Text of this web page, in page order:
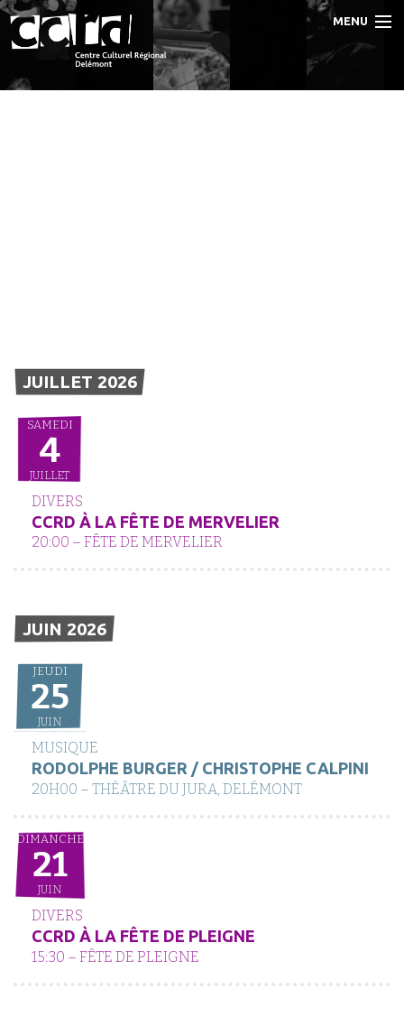
MENU
Accueil
JUILLET 2026
SAMEDI
4
JUILLET
DIVERS
CCRD À LA FÊTE DE MERVELIER
20:00 – FÊTE DE MERVELIER
JUIN 2026
JEUDI
25
JUIN
MUSIQUE
RODOLPHE BURGER / CHRISTOPHE CALPINI
20H00 – THÉÂTRE DU JURA, DELÉMONT
DIMANCHE
21
JUIN
DIVERS
CCRD À LA FÊTE DE PLEIGNE
15:30 – FÊTE DE PLEIGNE